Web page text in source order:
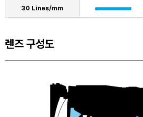
30 Lines/mm
렌즈 구성도